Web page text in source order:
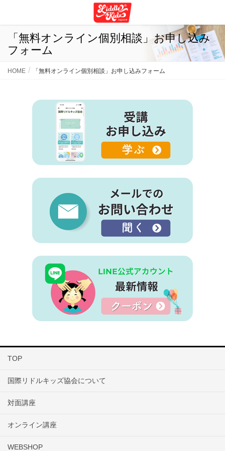
「無料オンライン個別相談」お申し込み
フォーム
HOME 「無料オンライン個別相談」お申し込みフォーム
TOP
国際リドルキッズ協会について
対面講座
オンライン講座
WEBSHOP